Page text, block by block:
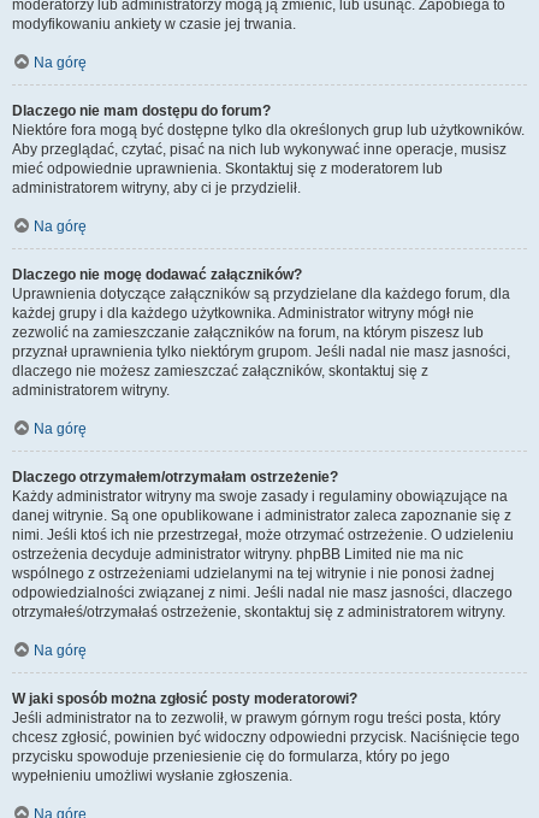
moderatorzy lub administratorzy mogą ją zmienić, lub usunąć. Zapobiega to
modyfikowaniu ankiety w czasie jej trwania.
Na górę
Dlaczego nie mam dostępu do forum?
Niektóre fora mogą być dostępne tylko dla określonych grup lub użytkowników.
Aby przeglądać, czytać, pisać na nich lub wykonywać inne operacje, musisz
mieć odpowiednie uprawnienia. Skontaktuj się z moderatorem lub
administratorem witryny, aby ci je przydzielił.
Na górę
Dlaczego nie mogę dodawać załączników?
Uprawnienia dotyczące załączników są przydzielane dla każdego forum, dla
każdej grupy i dla każdego użytkownika. Administrator witryny mógł nie
zezwolić na zamieszczanie załączników na forum, na którym piszesz lub
przyznał uprawnienia tylko niektórym grupom. Jeśli nadal nie masz jasności,
dlaczego nie możesz zamieszczać załączników, skontaktuj się z
administratorem witryny.
Na górę
Dlaczego otrzymałem/otrzymałam ostrzeżenie?
Każdy administrator witryny ma swoje zasady i regulaminy obowiązujące na
danej witrynie. Są one opublikowane i administrator zaleca zapoznanie się z
nimi. Jeśli ktoś ich nie przestrzegał, może otrzymać ostrzeżenie. O udzieleniu
ostrzeżenia decyduje administrator witryny. phpBB Limited nie ma nic
wspólnego z ostrzeżeniami udzielanymi na tej witrynie i nie ponosi żadnej
odpowiedzialności związanej z nimi. Jeśli nadal nie masz jasności, dlaczego
otrzymałeś/otrzymałaś ostrzeżenie, skontaktuj się z administratorem witryny.
Na górę
W jaki sposób można zgłosić posty moderatorowi?
Jeśli administrator na to zezwolił, w prawym górnym rogu treści posta, który
chcesz zgłosić, powinien być widoczny odpowiedni przycisk. Naciśnięcie tego
przycisku spowoduje przeniesienie cię do formularza, który po jego
wypełnieniu umożliwi wysłanie zgłoszenia.
Na górę